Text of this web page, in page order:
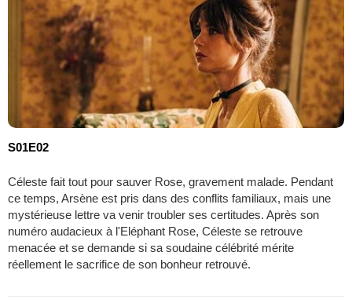
S01E02
Céleste fait tout pour sauver Rose, gravement malade. Pendant
ce temps, Arsène est pris dans des conflits familiaux, mais une
mystérieuse lettre va venir troubler ses certitudes. Après son
numéro audacieux à l'Eléphant Rose, Céleste se retrouve
menacée et se demande si sa soudaine célébrité mérite
réellement le sacrifice de son bonheur retrouvé.